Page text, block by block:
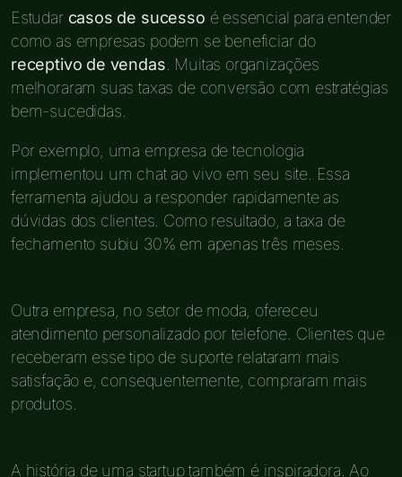
Estudar casos de sucesso é essencial para entender
como as empresas podem se beneficiar do
receptivo de vendas . Muitas organizações
melhoraram suas taxas de conversão com estratégias
bem-sucedidas.
Por exemplo, uma empresa de tecnologia
implementou um chat ao vivo em seu site. Essa
ferramenta ajudou a responder rapidamente as
dúvidas dos clientes. Como resultado, a taxa de
fechamento subiu 30% em apenas três meses.
Outra empresa, no setor de moda, ofereceu
atendimento personalizado por telefone. Clientes que
receberam esse tipo de suporte relataram mais
satisfação e, consequentemente, compraram mais
produtos.
A história de uma startup também é inspiradora. Ao